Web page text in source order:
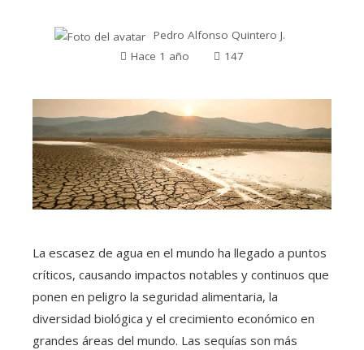
Pedro Alfonso Quintero J.
Hace 1 año
147
La escasez de agua en el mundo ha llegado a puntos
críticos, causando impactos notables y continuos que
ponen en peligro la seguridad alimentaria, la
diversidad biológica y el crecimiento económico en
grandes áreas del mundo. Las sequías son más